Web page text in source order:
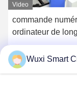
Video
commande
ordinateur de
4000mm
bonne rigidité de
avec ajuster le
Obtenez le
Wuxi Smart